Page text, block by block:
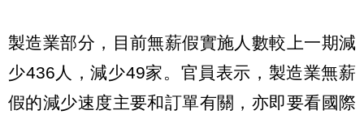
製造業部分，目前無薪假實施人數較上一期減
少436人，減少49家。官員表示，製造業無薪
假的減少速度主要和訂單有關，亦即要看國際